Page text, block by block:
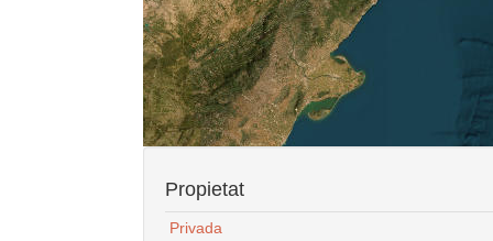
Propietat
Privada